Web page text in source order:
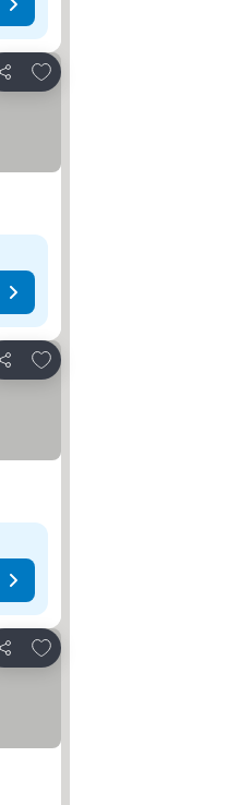
Κοινοποίηση
Προσθήκη στα αγαπημένα
Κοινοποίηση
Προσθήκη στα αγαπημένα
Κοινοποίηση
Προσθήκη στα αγαπημένα